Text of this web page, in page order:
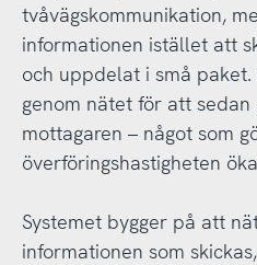
tvåvägskommunikation,
informationen istället att
och uppdelat i små
genom nätet för att
mottagaren – något som
överföringshastigheten
Systemet bygger på att
informationen som